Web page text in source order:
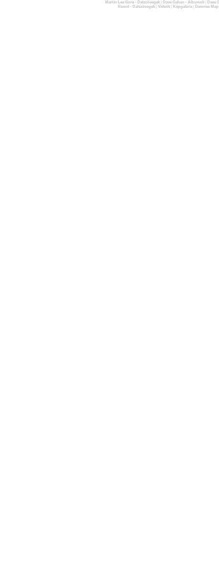
Martin Lee Gore - Dalszövegek| Dave Gahan - Albumok|
Dave
Recoil - Dalszövegek| Videók| Képgaléria| Devotee Map